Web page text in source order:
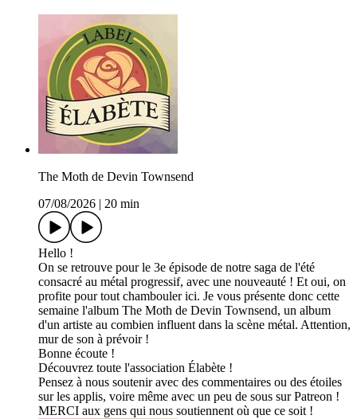
The Moth de Devin Townsend
07/08/2026
20 min
Hello !
On se retrouve pour le 3e épisode de notre saga de l'été
consacré au métal progressif, avec une nouveauté ! Et oui, on
profite pour tout chambouler ici. Je vous présente donc cette
semaine l'album The Moth de Devin Townsend, un album
d'un artiste au combien influent dans la scène métal. Attention,
mur de son à prévoir !
Bonne écoute !
Découvrez toute l'association Élabète !
Pensez à nous soutenir avec des commentaires ou des étoiles
sur les applis, voire même avec un peu de sous sur Patreon !
MERCI aux gens qui nous soutiennent où que ce soit !